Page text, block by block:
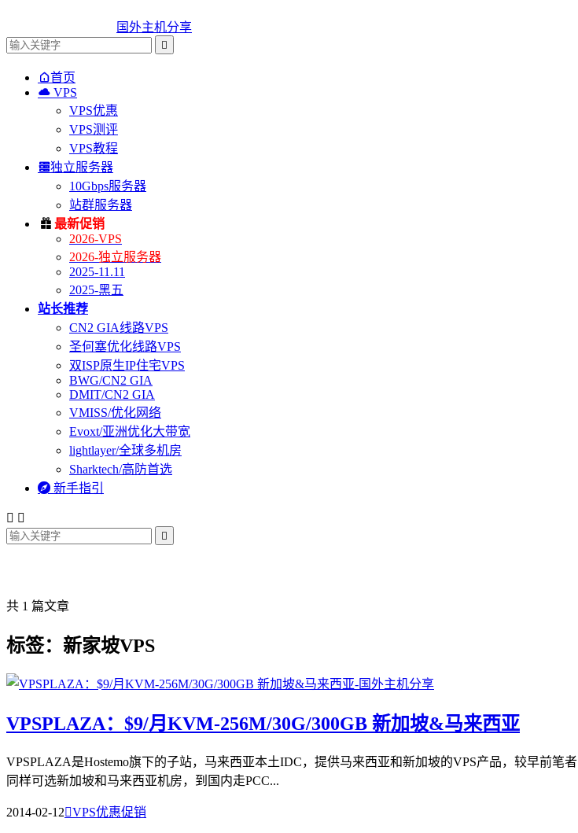
国外主机分享

首页
 VPS
VPS优惠
VPS测评
VPS教程
独立服务器
10Gbps服务器
站群服务器
 最新促销
2026-VPS
2026-独立服务器
2025-11.11
2025-黑五
站长推荐
CN2 GIA线路VPS
圣何塞优化线路VPS
双ISP原生IP住宅VPS
BWG/CN2 GIA
DMIT/CN2 GIA
VMISS/优化网络
Evoxt/亚洲优化大带宽
lightlayer/全球多机房
Sharktech/高防首选
 新手指引
 

共 1 篇文章
标签：新家坡VPS
VPSPLAZA：$9/月KVM-256M/30G/300GB 新加坡&马来西亚
VPSPLAZA是Hostemo旗下的子站，马来西亚本土IDC，提供马来西亚和新加坡的VPS产品，较早前笔
同样可选新加坡和马来西亚机房，到国内走PCC...
2014-02-12VPS优惠促销